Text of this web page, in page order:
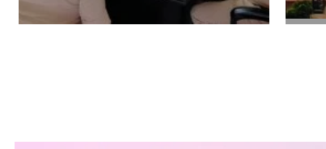
Amit Lekh